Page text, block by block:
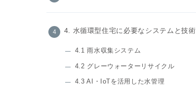
4. 水循環型住宅に必要なシステムと技術
4.1 雨水収集システム
4.2 グレーウォーターリサイクル
4.3 AI・IoTを活用した水管理